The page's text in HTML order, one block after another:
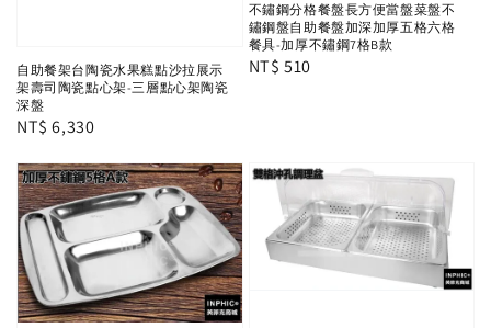
自助餐架台陶瓷水果糕點沙拉展示
架壽司陶瓷點心架-三層點心架陶瓷
深盤
Regular
NT$ 6,330
不鏽鋼分格餐盤長方便當盤菜盤不
鏽鋼盤自助餐盤加深加厚五格六格
餐具-加厚不鏽鋼7格B款
Regular
NT$ 510